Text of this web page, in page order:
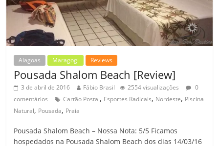
Alagoas Maragogi Reviews
Pousada Shalom Beach [Review]
3 de abril de 2016 Fábio Brasil 2554 visualizações
0
comentários
Cartão Postal, Esportes Radicais, Nordeste, Piscina
Natural, Pousada, Praia
Pousada Shalom Beach – Nossa Nota: 5/5 Ficamos
hospedados na Pousada Shalom Beach dos dias 14/03/16